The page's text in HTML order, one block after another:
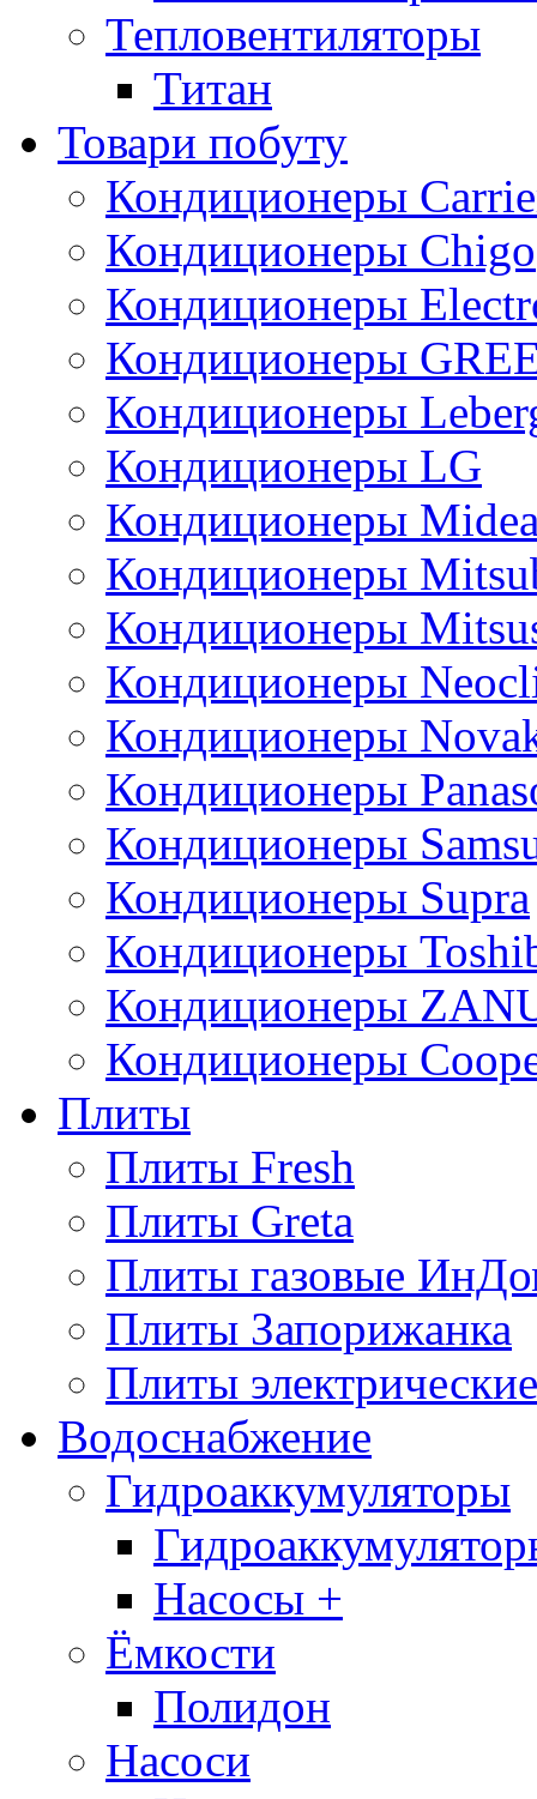
Тепловентиляторы
Титан
Товари побуту
Кондиционеры
Кондиционеры Chigo
Кондиционеры
Кондиционеры
Кондиционеры
Кондиционеры LG
Кондиционеры
Кондиционеры
Кондиционеры
Кондиционеры
Кондиционеры
Кондиционеры
Кондиционеры
Кондиционеры Supra
Кондиционеры
Кондиционеры
Кондиционеры
Плиты
Плиты Fresh
Плиты Greta
Плиты газовые
Плиты Запорижанка
Плиты
Водоснабжение
Гидроаккумуляторы
Насосы +
Ёмкости
Полидон
Насоси